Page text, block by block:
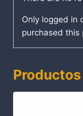
Only logged in
purchased this